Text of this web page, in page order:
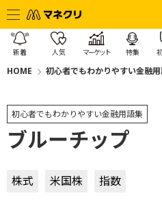
新着 人気 マーケット 特集
HOME 初心者でもわかりやすい金融
初心者でもわかりやすい金融用語集
ブルーチップ
株式 米国株 指数